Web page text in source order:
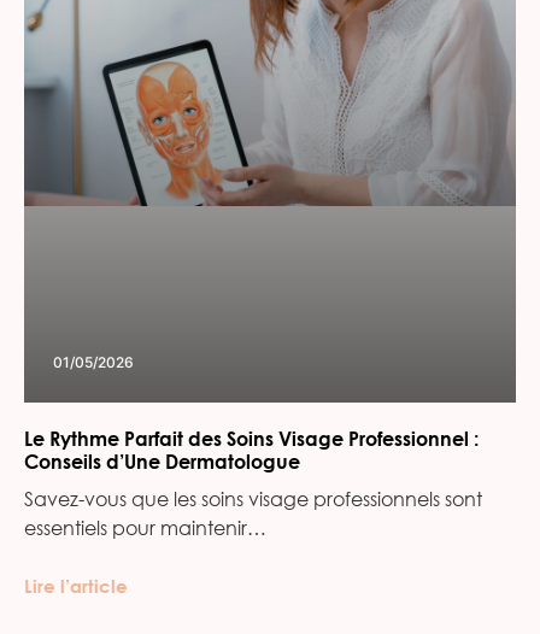
01/05/2026
Le Rythme Parfait des Soins Visage Professionnel :
Conseils d’Une Dermatologue
Savez-vous que les soins visage professionnels sont
essentiels pour maintenir…
Lire l’article